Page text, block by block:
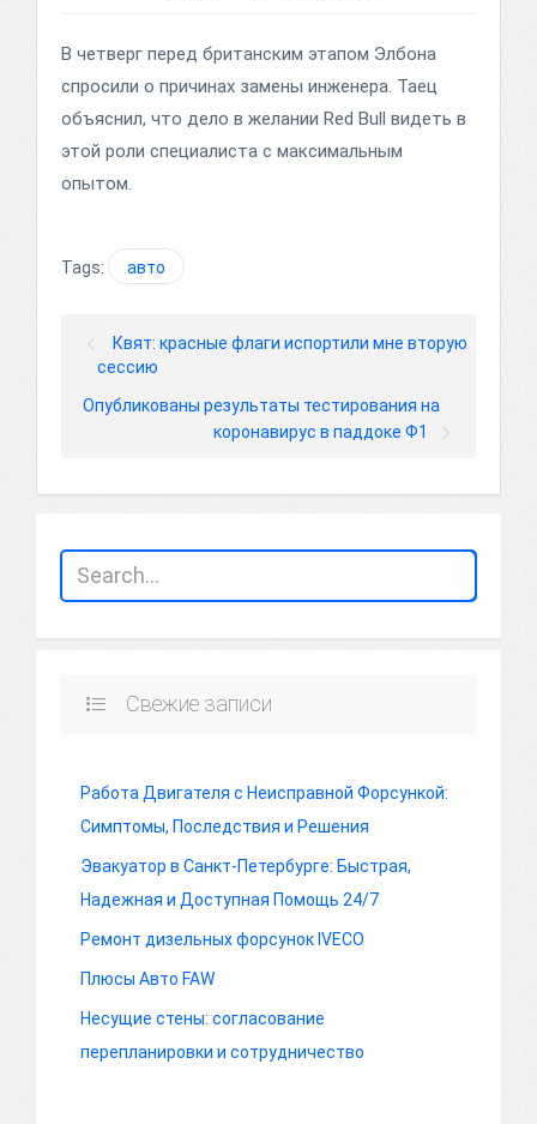
В четверг перед британским этапом Элбона
спросили о причинах замены инженера. Таец
объяснил, что дело в желании Red Bull видеть в
этой роли специалиста с максимальным
опытом.
Tags: авто
Квят: красные флаги испортили мне вторую
сессию
Опубликованы результаты тестирования на
коронавирус в паддоке Ф1
Свежие записи
Работа Двигателя с Неисправной Форсункой:
Симптомы, Последствия и Решения
Эвакуатор в Санкт-Петербурге: Быстрая,
Надежная и Доступная Помощь 24/7
Ремонт дизельных форсунок IVECO
Плюсы Авто FAW
Несущие стены: согласование
перепланировки и сотрудничество